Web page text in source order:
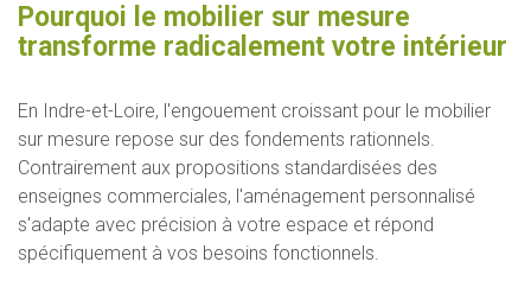
Pourquoi le mobilier sur mesure
transforme radicalement votre intérieur
En Indre-et-Loire, l'engouement croissant pour le mobilier
sur mesure repose sur des fondements rationnels.
Contrairement aux propositions standardisées des
enseignes commerciales, l'aménagement personnalisé
s'adapte avec précision à votre espace et répond
spécifiquement à vos besoins fonctionnels.